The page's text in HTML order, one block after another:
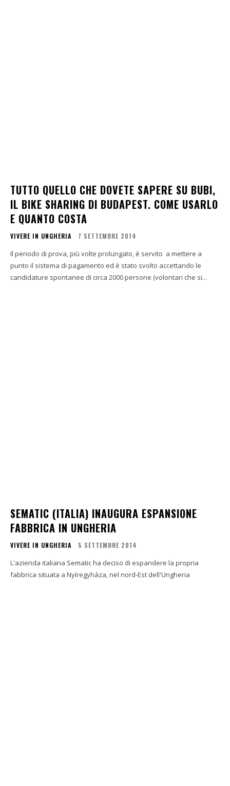
TUTTO QUELLO CHE DOVETE SAPERE SU BUBI,
IL BIKE SHARING DI BUDAPEST. COME USARLO
E QUANTO COSTA
VIVERE IN UNGHERIA 7 SETTEMBRE 2014
Il periodo di prova, più volte prolungato, è servito a mettere a
punto il sistema di pagamento ed è stato svolto accettando le
candidature spontanee di circa 2000 persone (volontari che si...
SEMATIC (ITALIA) INAUGURA ESPANSIONE
FABBRICA IN UNGHERIA
VIVERE IN UNGHERIA 5 SETTEMBRE 2014
L'azienda italiana Sematic ha deciso di espandere la propria
fabbrica situata a Nyíregyháza, nel nord-Est dell'Ungheria